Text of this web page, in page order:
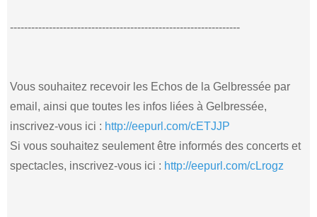
-----------------------------------------------------------------
Vous souhaitez recevoir les Echos de la Gelbressée par
email, ainsi que toutes les infos liées à Gelbressée,
inscrivez-vous ici : http://eepurl.com/cETJJP
Si vous souhaitez seulement être informés des concerts et
spectacles, inscrivez-vous ici : http://eepurl.com/cLrogz